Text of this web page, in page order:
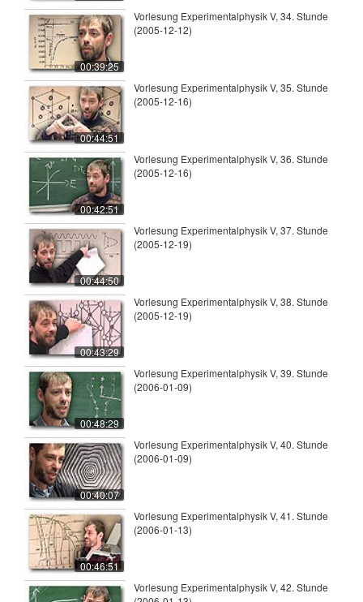
00:39:25
Vorlesung Experimentalphysik V, 34. Stunde
(2005-12-12)
00:44:51
Vorlesung Experimentalphysik V, 35. Stunde
(2005-12-16)
00:42:51
Vorlesung Experimentalphysik V, 36. Stunde
(2005-12-16)
00:44:50
Vorlesung Experimentalphysik V, 37. Stunde
(2005-12-19)
00:43:29
Vorlesung Experimentalphysik V, 38. Stunde
(2005-12-19)
00:48:29
Vorlesung Experimentalphysik V, 39. Stunde
(2006-01-09)
00:40:07
Vorlesung Experimentalphysik V, 40. Stunde
(2006-01-09)
00:46:51
Vorlesung Experimentalphysik V, 41. Stunde
(2006-01-13)
Vorlesung Experimentalphysik V, 42. Stunde